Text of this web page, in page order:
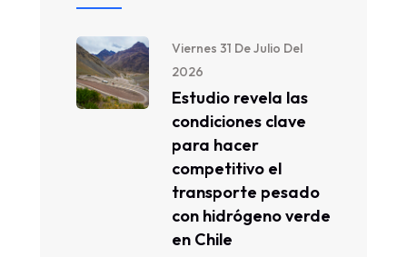
Viernes 31 De Julio Del
2026
Estudio revela las
condiciones clave
para hacer
competitivo el
transporte pesado
con hidrógeno verde
en Chile